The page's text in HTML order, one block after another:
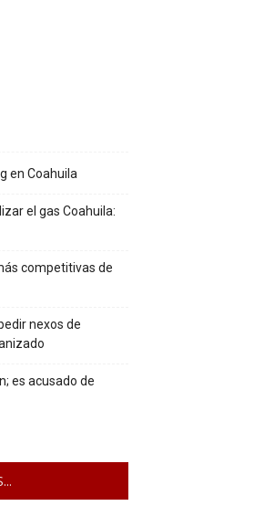
en Coahuila
el gas Coahuila:
competitivas de
nexos de
es acusado de